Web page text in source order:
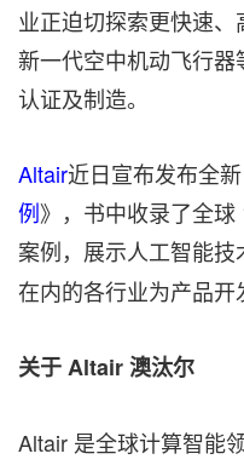
业正迫切探索更快速、
新一代空中机动飞行器
认证及制造。
Altair近日宣布发布全
例》，书中收录了全
案例，展示人工智能
在内的各行业为产品开
关于Altair澳汰尔
Altair 是全球计算智能